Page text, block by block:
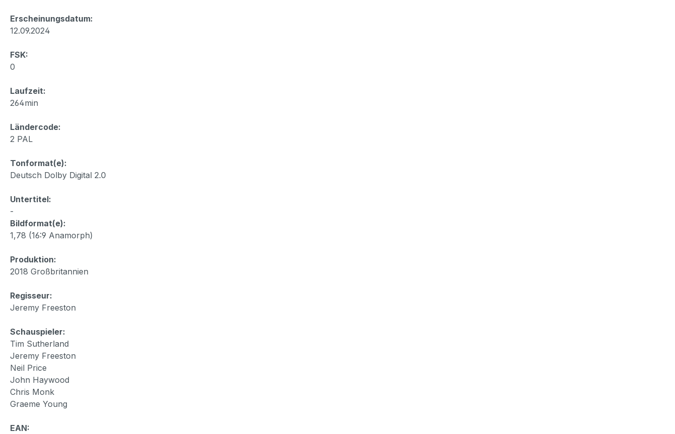
Erscheinungsdatum:
12.09.2024
FSK:
0
Laufzeit:
264min
Ländercode:
2 PAL
Tonformat(e):
Deutsch Dolby Digital 2.0
Untertitel:
-
Bildformat(e):
1,78 (16:9 Anamorph)
Produktion:
2018 Großbritannien
Regisseur:
Jeremy Freeston
Schauspieler:
Tim Sutherland
Jeremy Freeston
Neil Price
John Haywood
Chris Monk
Graeme Young
EAN: